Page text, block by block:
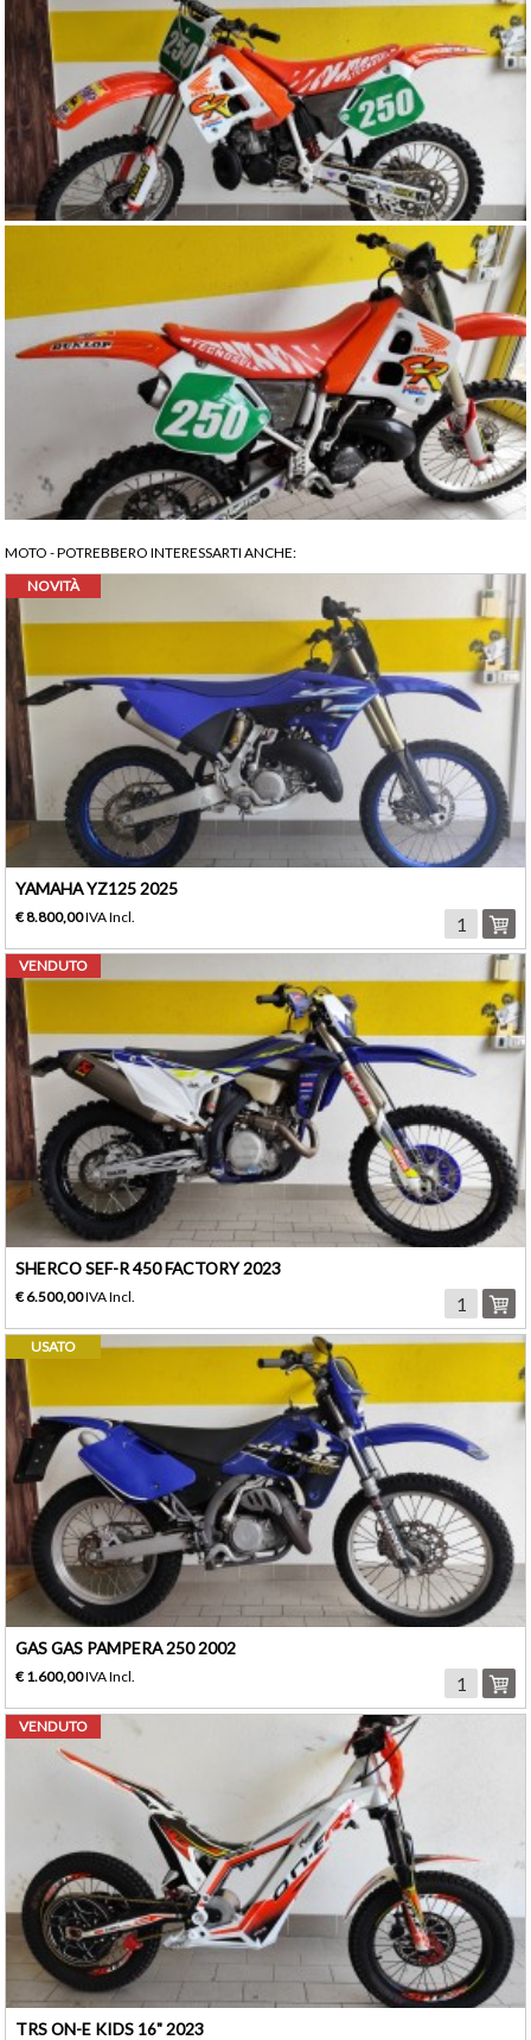
MOTO - POTREBBERO INTERESSARTI ANCHE:
YAMAHA YZ125 2025
€ 8.800,00IVA Incl.
NOVITÀ
SHERCO SEF-R 450 FACTORY 2023
€ 6.500,00IVA Incl.
VENDUTO
GAS GAS PAMPERA 250 2002
€ 1.600,00IVA Incl.
USATO
TRS ON-E KIDS 16" 2023
VENDUTO